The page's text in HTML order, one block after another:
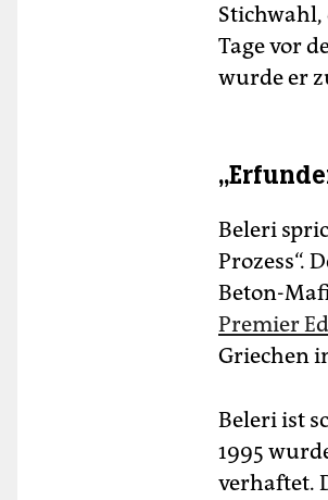
Stichwahl,
Tage vor
wurde er
Beleri
Prozess“.
Beton-
Premier
Griechen
Beleri ist
1995
verhaftet.